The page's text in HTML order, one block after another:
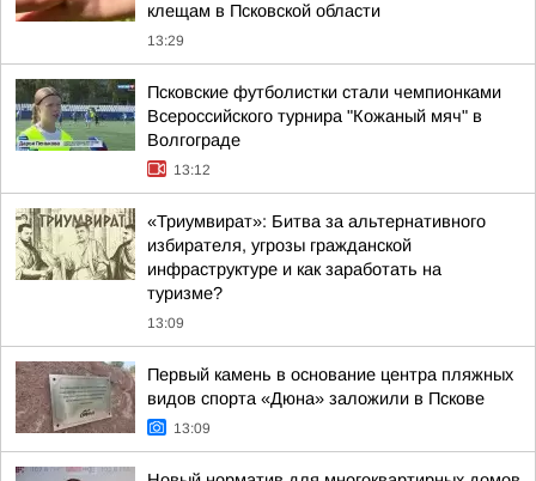
клещам в Псковской области
13:29
Псковские футболистки стали чемпионками
Всероссийского турнира "Кожаный мяч" в
Волгограде
13:12
«Триумвират»: Битва за альтернативного
избирателя, угрозы гражданской
инфраструктуре и как заработать на
туризме?
13:09
Первый камень в основание центра пляжных
видов спорта «Дюна» заложили в Пскове
13:09